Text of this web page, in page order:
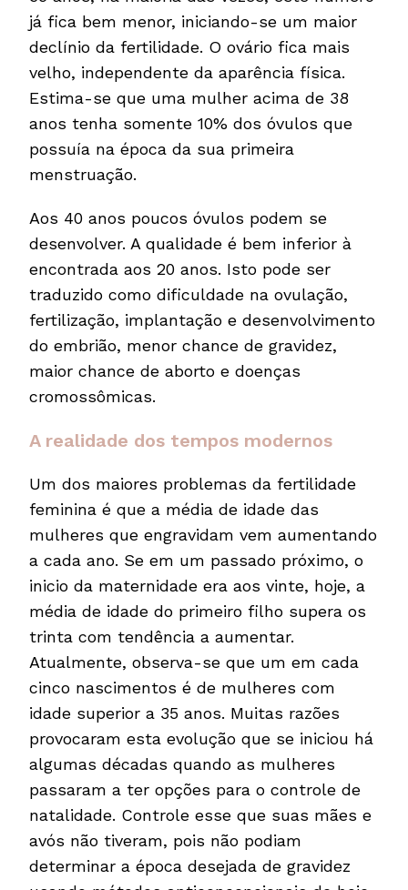
já fica bem menor, iniciando-se um maior
declínio da fertilidade. O ovário fica mais
velho, independente da aparência física.
Estima-se que uma mulher acima de 38
anos tenha somente 10% dos óvulos que
possuía na época da sua primeira
menstruação.
Aos 40 anos poucos óvulos podem se
desenvolver. A qualidade é bem inferior à
encontrada aos 20 anos. Isto pode ser
traduzido como dificuldade na ovulação,
fertilização, implantação e desenvolvimento
do embrião, menor chance de gravidez,
maior chance de aborto e doenças
cromossômicas.
A realidade dos tempos modernos
Um dos maiores problemas da fertilidade
feminina é que a média de idade das
mulheres que engravidam vem aumentando
a cada ano. Se em um passado próximo, o
inicio da maternidade era aos vinte, hoje, a
média de idade do primeiro filho supera os
trinta com tendência a aumentar.
Atualmente, observa-se que um em cada
cinco nascimentos é de mulheres com
idade superior a 35 anos. Muitas razões
provocaram esta evolução que se iniciou há
algumas décadas quando as mulheres
passaram a ter opções para o controle de
natalidade. Controle esse que suas mães e
avós não tiveram, pois não podiam
determinar a época desejada de gravidez